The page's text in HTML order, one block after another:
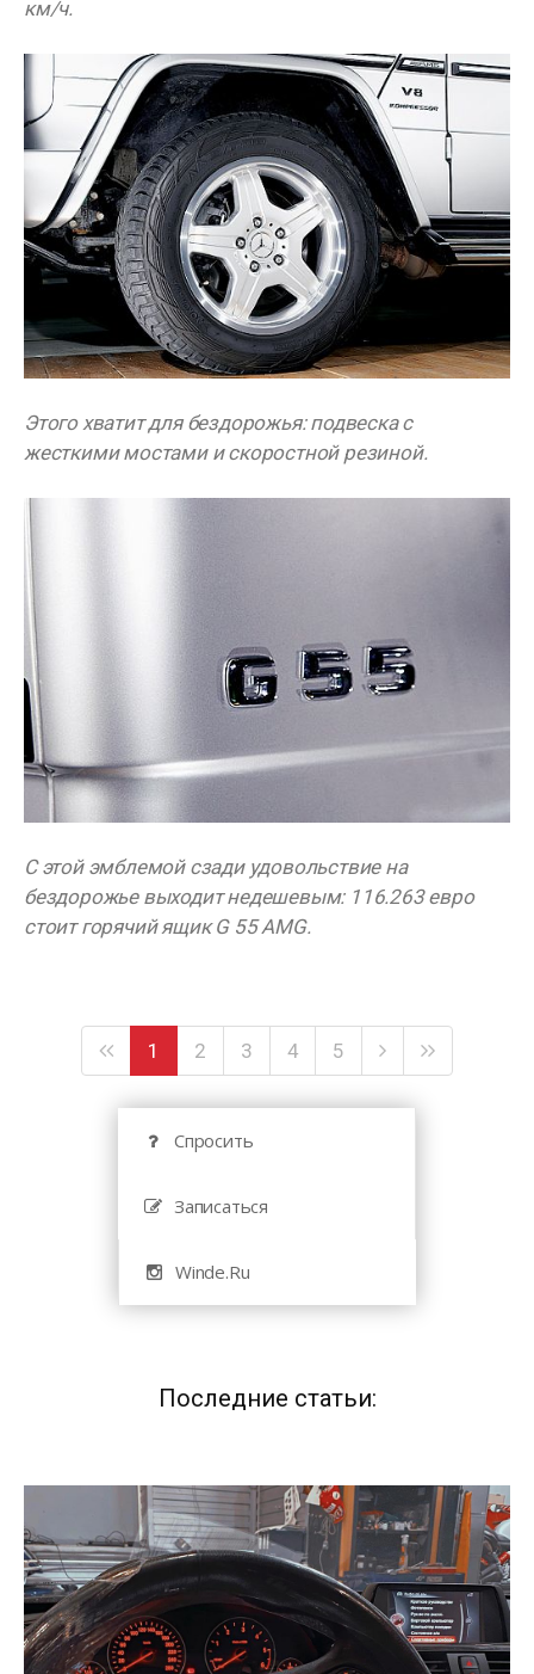
км/ч.
Этого хватит для бездорожья: подвеска с
жесткими мостами и скоростной резиной.
С этой эмблемой сзади удовольствие на
бездорожье выходит недешевым: 116.263 евро
стоит горячий ящик G 55 AMG.
1 2 3 4 5
Спросить
Записаться
Winde.Ru
Последние статьи: